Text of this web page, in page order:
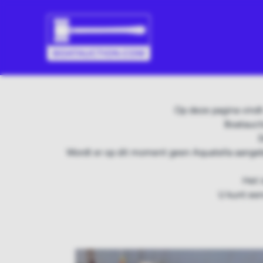
Op deze pagina
Wordt er op dit moment geen Aquatella
Het
U kunt